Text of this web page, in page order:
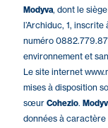
Modyva, dont le
l’Archiduc, 1,
numéro
environnement et
Le site internet
mises à disposition
sœur Cohezio.
données à caractère